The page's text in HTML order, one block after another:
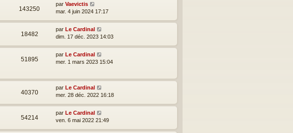
143250
par Vaevictis
mar. 4 juin 2024 17:17
18482
par Le Cardinal
dim. 17 déc. 2023 14:03
51895
par Le Cardinal
mer. 1 mars 2023 15:04
40370
par Le Cardinal
mer. 28 déc. 2022 16:18
54214
par Le Cardinal
ven. 6 mai 2022 21:49